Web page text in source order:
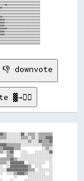
👎 downvote
░░▒▒░░
░░░░    ░░░░░░░░▓▓
▒▒▒▒    ░░░░░░░░░░░░░░░░░░
░░░░░░░░░░  ░░
░░▓▓▓▓▓▓▓▓▓▓▒▒  ░░░░    ░░
░░░░░░░░
░░░░▒▒▓▓▓▓▒▒░░░░░░░░░░  ░░
░░      ░░░░░░░░░░░░░░